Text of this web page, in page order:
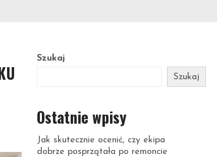
Szukaj
Szukaj
Ostatnie wpisy
Jak skutecznie ocenić, czy ekipa
dobrze posprzątała po remoncie